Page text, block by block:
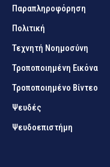
Παραπληροφόρηση
Πολιτική
Τεχνητή Νοημοσύνη
Τροποποιημένη Εικόνα
Τροποποιημένο Βίντεο
Ψευδές
Ψευδοεπιστήμη